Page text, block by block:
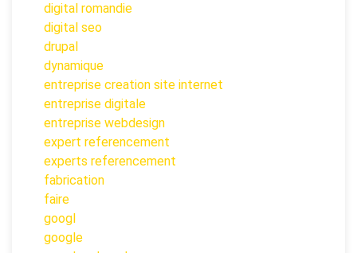
digital romandie
digital seo
drupal
dynamique
entreprise creation site internet
entreprise digitale
entreprise webdesign
expert referencement
experts referencement
fabrication
faire
googl
google